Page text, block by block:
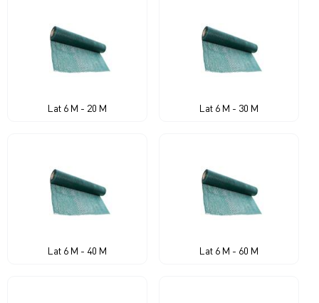
Lat 6 M - 20 M Lat 6 M - 30 M
Lat 6 M - 40 M Lat 6 M - 60 M